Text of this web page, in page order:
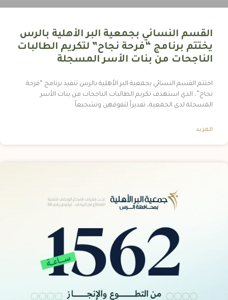
القسم النسائي بجمعية البر الأهلية بالرس
يختتم برنامج “فرحة نجاح” لتكريم الطالبات
الناجحات من بنات الأسر المسجلة
اختتم القسم النسائي بجمعية البر الأهلية بالرس تنفيذ برنامج “فرحة
نجاح”، الذي استهدف تكريم الطالبات الناجحات من بنات الأسر
المسجلة لدى الجمعية، تقديراً لتفوقهن وتشجيعاً
المزيد